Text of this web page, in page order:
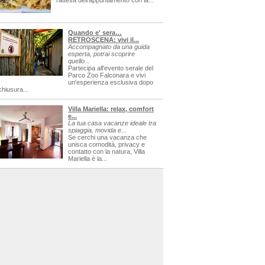
Quando e' sera…
RETROSCENA: vivi il...
Accompagnato da una guida
esperta, potrai scoprire
quello...
Partecipa all'evento serale del
Parco Zoo Falconara e vivi
un'esperienza esclusiva dopo
Villa Mariella: relax, comfort
e...
La tua casa vacanze ideale tra
spiaggia, movida e...
Se cerchi una vacanza che
unisca comodità, privacy e
contatto con la natura, Villa
Mariella è la...